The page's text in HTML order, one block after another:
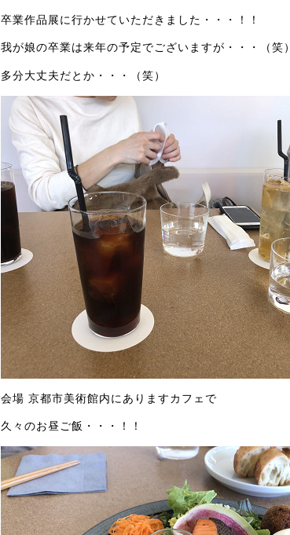
卒業作品展に行かせていただきました・・・！！
我が娘の卒業は来年の予定でございますが・・・（笑）
多分大丈夫だとか・・・（笑）
会場 京都市美術館内にありますカフェで
久々のお昼ご飯・・・！！